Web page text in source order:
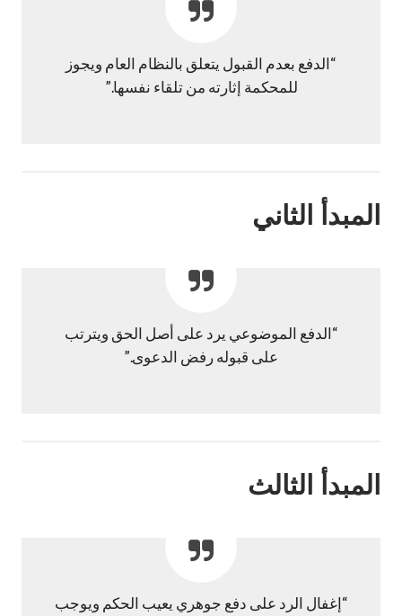
“الدفع بعدم القبول يتعلق بالنظام العام ويجوز
للمحكمة إثارته من تلقاء نفسها.”
المبدأ الثاني
“الدفع الموضوعي يرد على أصل الحق ويترتب
على قبوله رفض الدعوى.”
المبدأ الثالث
“إغفال الرد على دفع جوهري يعيب الحكم ويوجب